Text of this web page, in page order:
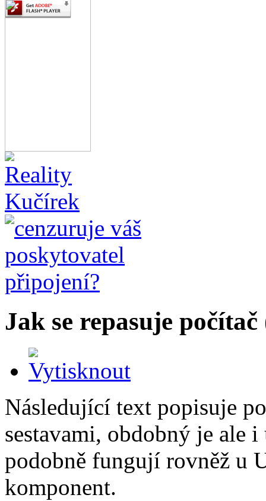
Jak se repasuje
Následující text popisuje
sestavami, obdobný je ale
podobně fungují rovněž u
komponent.